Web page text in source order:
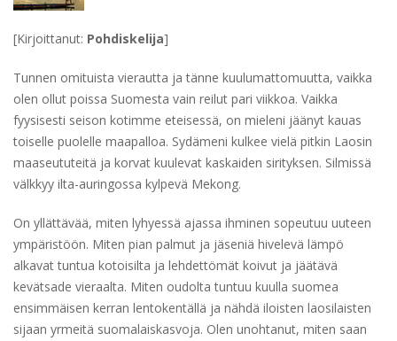
[Kirjoittanut: Pohdiskelija]
Tunnen omituista vierautta ja tänne kuulumattomuutta, vaikka
olen ollut poissa Suomesta vain reilut pari viikkoa. Vaikka
fyysisesti seison kotimme eteisessä, on mieleni jäänyt kauas
toiselle puolelle maapalloa. Sydämeni kulkee vielä pitkin Laosin
maaseututeitä ja korvat kuulevat kaskaiden sirityksen. Silmissä
välkkyy ilta-auringossa kylpevä Mekong.
On yllättävää, miten lyhyessä ajassa ihminen sopeutuu uuteen
ympäristöön. Miten pian palmut ja jäseniä hivelevä lämpö
alkavat tuntua kotoisilta ja lehdettömät koivut ja jäätävä
kevätsade vieraalta. Miten oudolta tuntuu kuulla suomea
ensimmäisen kerran lentokentällä ja nähdä iloisten laosilaisten
sijaan yrmeitä suomalaiskasvoja. Olen unohtanut, miten saan